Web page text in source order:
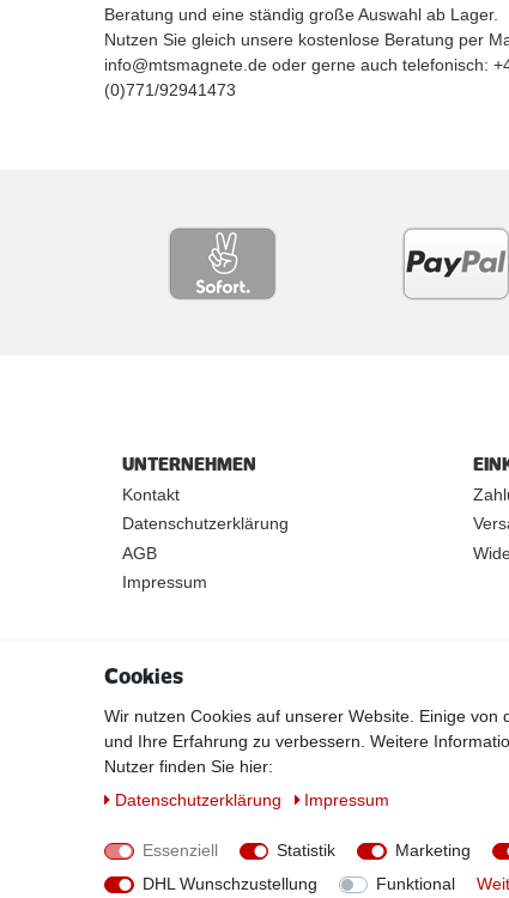
Beratung und eine ständig große Auswahl ab Lager.
Nutzen Sie gleich unsere kostenlose Beratung per
info@mtsmagnete.de oder gerne auch telefonisch:
(0)771/92941473
UNTERNEHMEN
Kontakt
Datenschutzerklärung
AGB
Impressum
Cookies
Wir nutzen Cookies auf unserer Website. Einige
und Ihre Erfahrung zu verbessern. Weitere
Nutzer finden Sie hier:
Daten­schutz­erklärung
Impressum
Essenziell Statistik Marketing
DHL Wunschzustellung
Funktional